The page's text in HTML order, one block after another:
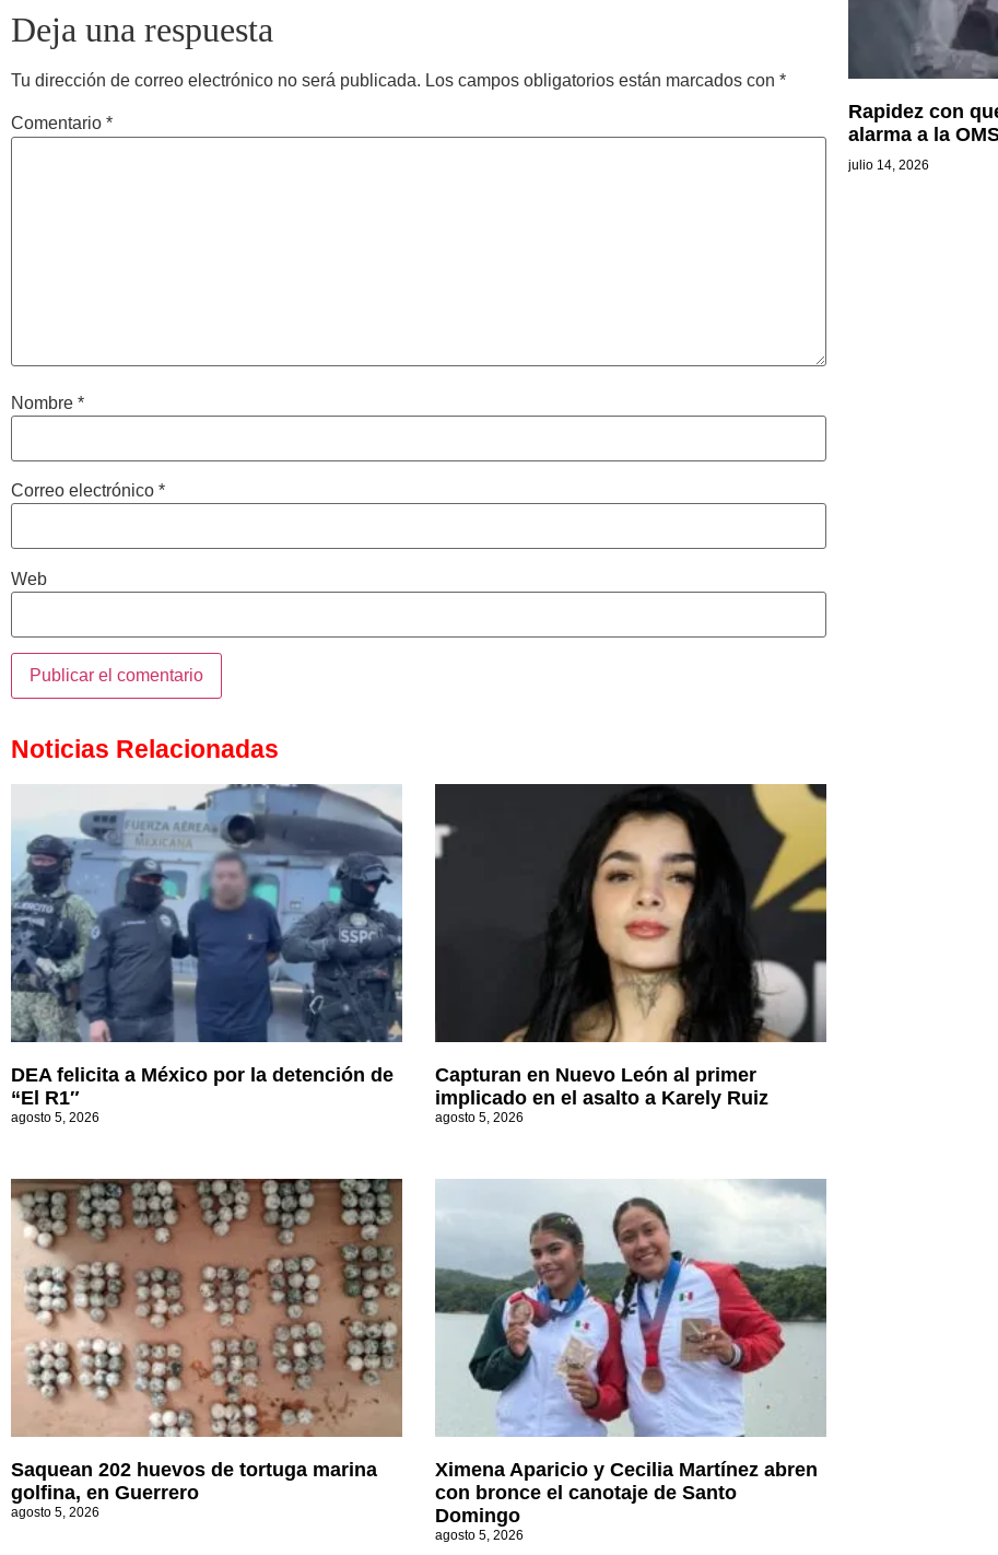
Deja una respuesta
Tu dirección de correo electrónico no será publicada. Los campos obligatorios están marcados con *
Comentario *
Nombre *
Correo electrónico *
Web
Noticias Relacionadas
DEA felicita a México por la detención de
“El R1″
agosto 5, 2026
Capturan en Nuevo León al primer
implicado en el asalto a Karely Ruiz
agosto 5, 2026
Saquean 202 huevos de tortuga marina
golfina, en Guerrero
agosto 5, 2026
Ximena Aparicio y Cecilia Martínez abren
con bronce el canotaje de Santo
Domingo
agosto 5, 2026
Rapidez con
alarma a la
julio 14, 2026